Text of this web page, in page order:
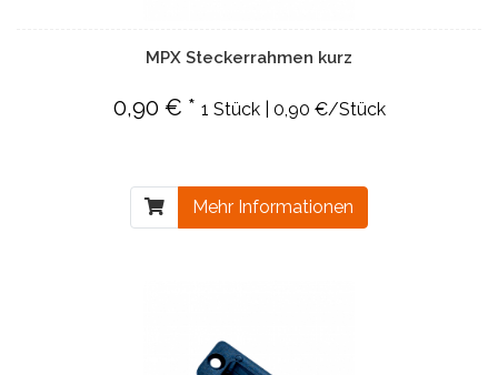
MPX Steckerrahmen kurz
0,90 € * 1 Stück | 0,90 €/Stück
Mehr Informationen